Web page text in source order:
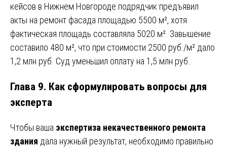
кейсов в Нижнем Новгороде подрядчик предъявил
акты на ремонт фасада площадью 5500 м², хотя
фактическая площадь составляла 5020 м². Завышение
составило 480 м², что при стоимости 2500 руб./м² дало
1,2 млн руб. Суд уменьшил оплату на 1,5 млн руб..
Глава 9. Как сформулировать вопросы для
эксперта
Чтобы ваша экспертиза некачественного ремонта
здания дала нужный результат, необходимо правильно